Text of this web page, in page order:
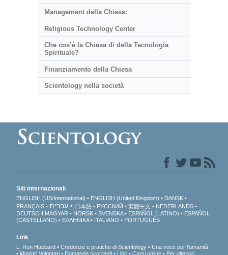
Management della Chiesa:
Religious Technology Center
Che cos’è la Chiesa di della Tecnologia
Spirituale?
Finanziamento della Chiesa
Scientology nella società
Siti internazionali
ENGLISH (US/International) ENGLISH (United Kingdom)
DANSK
FRANÇAIS
עברית 日本語 РУССКИЙ 繁體中文
NEDERLANDS
DEUTSCH MAGYAR NORSK SVENSKA ESPAÑOL (LATINO)
ESPAÑOL
(CASTELLANO)
ΕΛΛΗΝΙΚA ITALIANO PORTUGUÊS
Link
L. Ron Hubbard Credenze e pratiche di Scientology
Una voce per l’umanità
Ministri Volontari
Domande ricorrenti Libri Corsi online Per ulteriori